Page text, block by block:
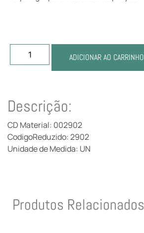
ADICIONAR AO CARRINHO
Descrição:
CD Material: 002902
CodigoReduzido: 2902
Unidade de Medida: UN
Produtos Relacionados